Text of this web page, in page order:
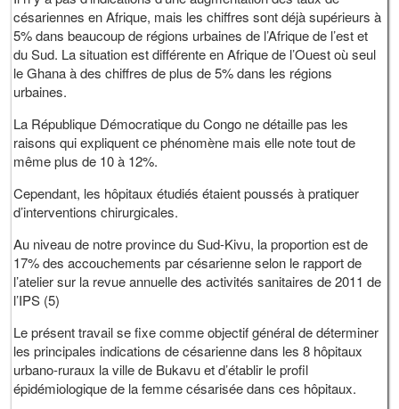
césariennes en Afrique, mais les chiffres sont déjà supérieurs à
5% dans beaucoup de régions urbaines de l’Afrique de l’est et
du Sud. La situation est différente en Afrique de l’Ouest où seul
le Ghana à des chiffres de plus de 5% dans les régions
urbaines.
La République Démocratique du Congo ne détaille pas les
raisons qui expliquent ce phénomène mais elle note tout de
même plus de 10 à 12%.
Cependant, les hôpitaux étudiés étaient poussés à pratiquer
d’interventions chirurgicales.
Au niveau de notre province du Sud-Kivu, la proportion est de
17% des accouchements par césarienne selon le rapport de
l’atelier sur la revue annuelle des activités sanitaires de 2011 de
l’IPS (5)
Le présent travail se fixe comme objectif général de déterminer
les principales indications de césarienne dans les 8 hôpitaux
urbano-ruraux la ville de Bukavu et d’établir le profil
épidémiologique de la femme césarisée dans ces hôpitaux.